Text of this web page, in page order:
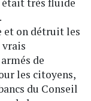
très fluide
et on détruit les
de
les citoyens,
du Conseil